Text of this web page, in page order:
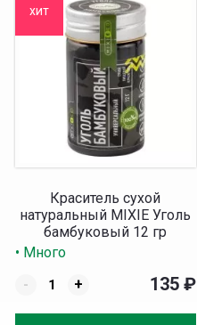
хит
Краситель сухой
натуральный MIXIE Уголь
бамбуковый 12 гр
• Много
-
+ 135 ₽